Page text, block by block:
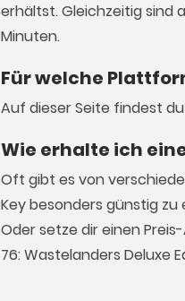
erhältst. Gleichzeitig sind
Minuten.
Für welche
Auf dieser Seite findest
Wie erhalte ich
Oft gibt es von
Key besonders günstig
Oder setze dir einen
76: Wastelanders Deluxe